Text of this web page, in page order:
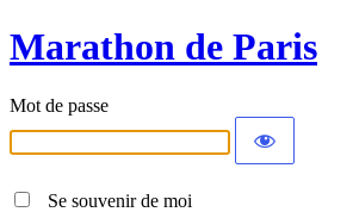
Marathon de Paris
Mot de passe
Se souvenir de moi